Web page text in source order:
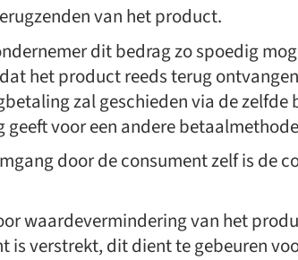
van het product.
dit bedrag zo spoedig
het product reeds terug
zal geschieden via de
voor een andere
door de consument zelf is de
waardevermindering van het
verstrekt, dit dient te gebeuren